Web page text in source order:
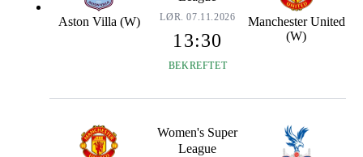
Aston Villa (W) LØR. 07.11.2026
13:30
BEKREFTET
Manchester United
(W)
Women's Super
League